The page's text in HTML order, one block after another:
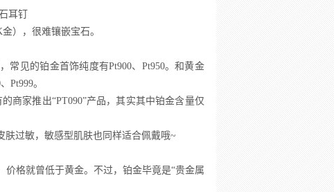
耳钉
），很难镶嵌宝石。
常见的铂金首饰纯度有Pt900、Pt950。和黄金
Pt999。
商家推出“PT090”产品，其实其中铂金含量仅
过敏，敏感型肌肤也同样适合佩戴哦~
格就曾低于黄金。不过，铂金毕竟是“贵金属